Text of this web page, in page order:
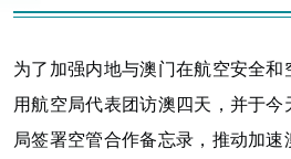
为了加强内地与澳门在航空安全
用航空局代表团访澳四天，并于
局签署空管合作备忘录，推动加